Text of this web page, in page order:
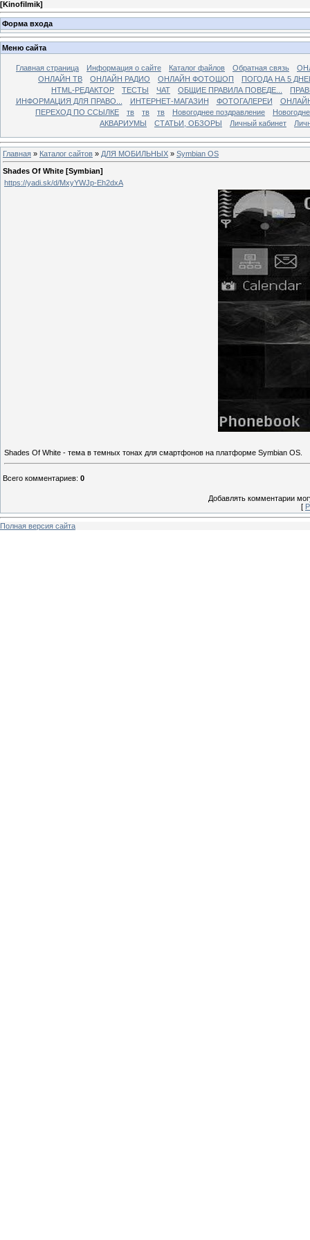
[Kinofilmik]
Форма входа
Меню сайта
Главная страница Информация о сайте Каталог файлов Обратная связь
ОНЛАЙН ТВ
ОНЛАЙН РАДИО ОНЛАЙН ФОТОШОП
ПОГОДА НА 5
HTML-РЕДАКТОР
ТЕСТЫ ЧАТ ОБЩИЕ ПРАВИЛА ПОВЕДЕ...
ИНФОРМАЦИЯ ДЛЯ ПРАВО...
ИНТЕРНЕТ-МАГАЗИН ФОТОГАЛЕРЕИ
ПЕРЕХОД ПО ССЫЛКЕ
тв тв тв Новогоднее поздравление
АКВАРИУМЫ
СТАТЬИ, ОБЗОРЫ Личный кабинет
Главная » Каталог сайтов » ДЛЯ МОБИЛЬНЫХ » Symbian OS
Shades Of White [Symbian]
https://yadi.sk/d/MxyYWJp-Eh2dxA
Shades Of White - тема в темных тонах для смартфонов на платформе Symbian OS.
Всего комментариев: 0
Добавлять комментарии
[
Полная версия сайта